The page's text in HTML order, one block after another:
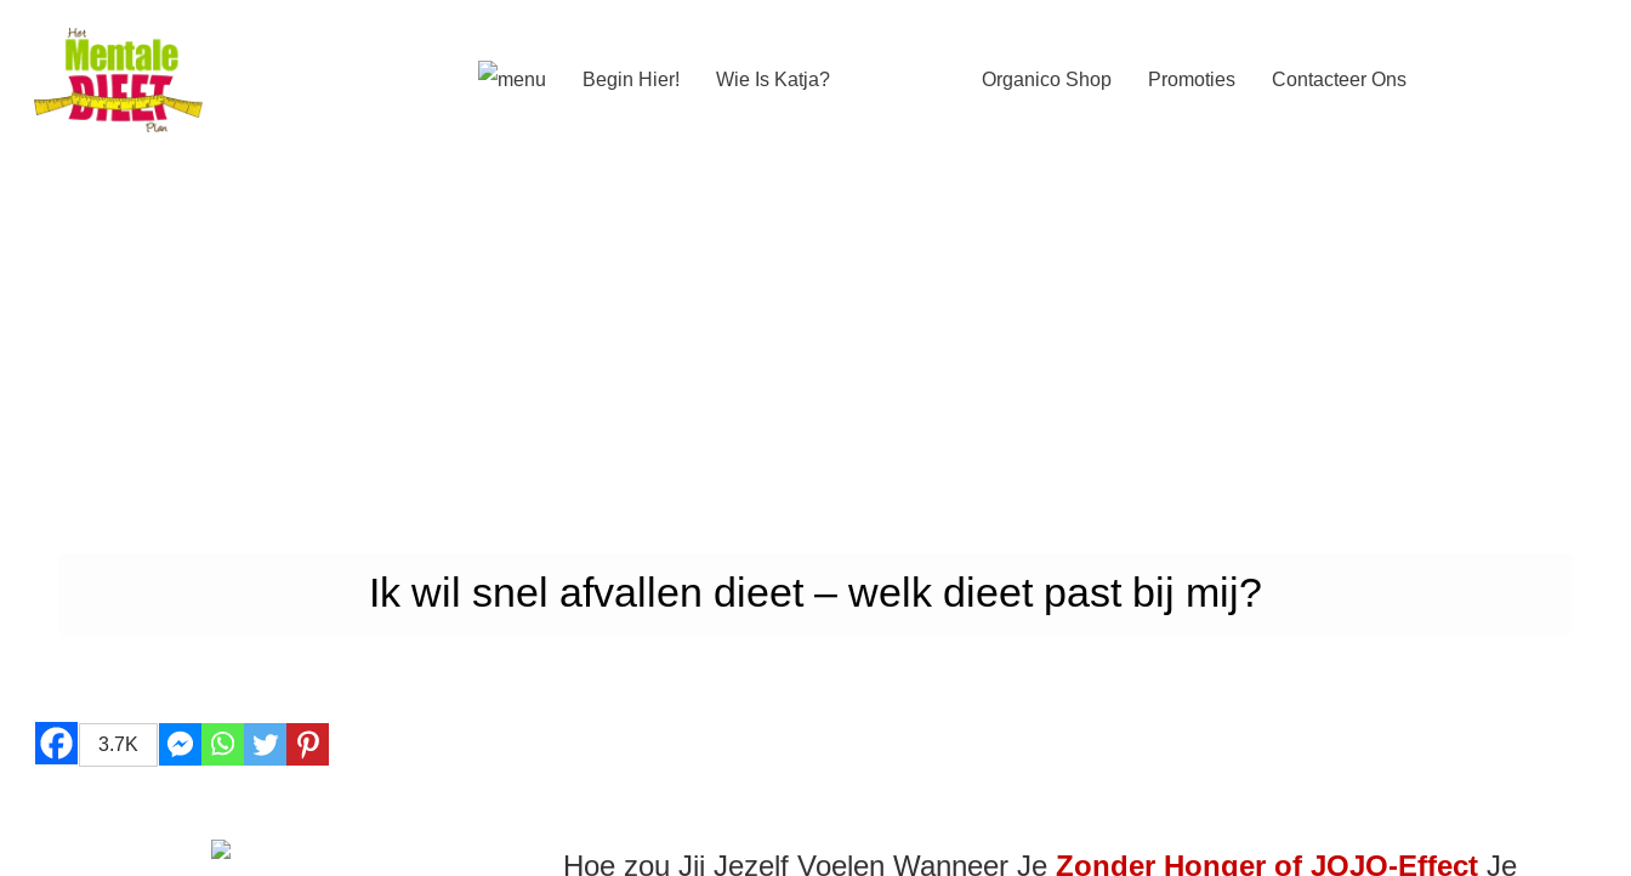
Begin Hier! Wie Is Katja? Organico Shop Promoties Contacteer Ons
Ik wil snel afvallen dieet – welk dieet past bij mij?
3.7K
Hoe zou Jij Jezelf Voelen Wanneer Je Zonder Honger of JOJO-Effect Je